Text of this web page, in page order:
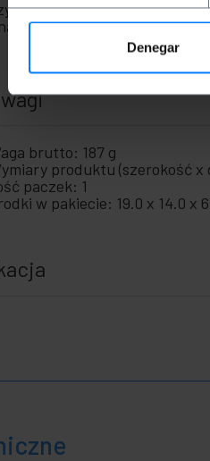
Denegar
i łatwe podłączenie
FFT do pomiaru
brutto: 187 g
produktu (szerokość x
paczek: 1
w pakiecie: 19.0 x 14.0 x